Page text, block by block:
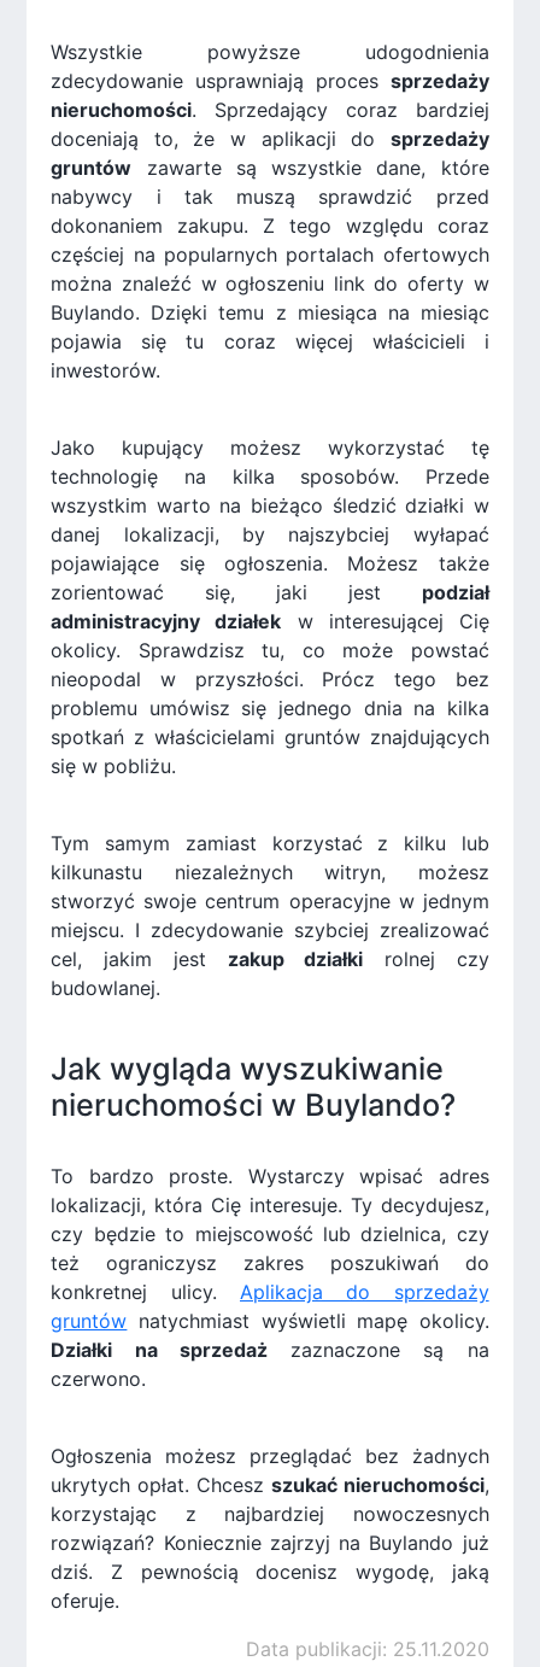
Wszystkie powyższe udogodnienia
zdecydowanie usprawniają proces sprzedaży
nieruchomości. Sprzedający coraz bardziej
doceniają to, że w aplikacji do sprzedaży
gruntów zawarte są wszystkie dane, które
nabywcy i tak muszą sprawdzić przed
dokonaniem zakupu. Z tego względu coraz
częściej na popularnych portalach ofertowych
można znaleźć w ogłoszeniu link do oferty w
Buylando. Dzięki temu z miesiąca na miesiąc
pojawia się tu coraz więcej właścicieli i
inwestorów.
Jako kupujący możesz wykorzystać tę
technologię na kilka sposobów. Przede
wszystkim warto na bieżąco śledzić działki w
danej lokalizacji, by najszybciej wyłapać
pojawiające się ogłoszenia. Możesz także
zorientować się, jaki jest podział
administracyjny działek w interesującej Cię
okolicy. Sprawdzisz tu, co może powstać
nieopodal w przyszłości. Prócz tego bez
problemu umówisz się jednego dnia na kilka
spotkań z właścicielami gruntów znajdujących
się w pobliżu.
Tym samym zamiast korzystać z kilku lub
kilkunastu niezależnych witryn, możesz
stworzyć swoje centrum operacyjne w jednym
miejscu. I zdecydowanie szybciej zrealizować
cel, jakim jest zakup działki rolnej czy
budowlanej.
Jak wygląda wyszukiwanie
nieruchomości w Buylando?
To bardzo proste. Wystarczy wpisać adres
lokalizacji, która Cię interesuje. Ty decydujesz,
czy będzie to miejscowość lub dzielnica, czy
też ograniczysz zakres poszukiwań do
konkretnej ulicy. Aplikacja do sprzedaży
gruntów natychmiast wyświetli mapę okolicy.
Działki na sprzedażzaznaczone są na
czerwono.
Ogłoszenia możesz przeglądać bez żadnych
ukrytych opłat. Chcesz szukać nieruchomości,
korzystając z najbardziej nowoczesnych
rozwiązań? Koniecznie zajrzyj na Buylando już
dziś. Z pewnością docenisz wygodę, jaką
oferuje.
Data publikacji: 25.11.2020